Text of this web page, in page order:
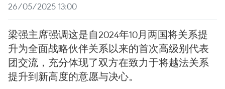
26/05/2025 13:00
梁强主席强调这是自2024年10月两国将关系提
升为全面战略伙伴关系以来的首次高级别代表
团交流，充分体现了双方在致力于将越法关系
提升到新高度的意愿与决心。